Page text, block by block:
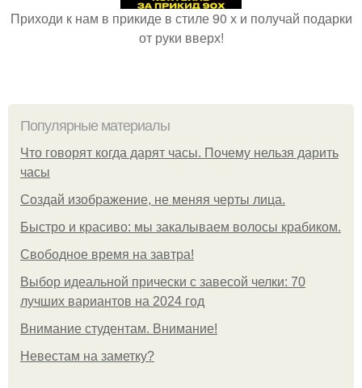
Приходи к нам в прикиде в стиле 90 х и получай подарки
от руки вверх!
Популярные материалы
Что говорят когда дарят часы. Почему нельзя дарить
часы
Создай изображение, не меняя черты лица.
Быстро и красиво: мы закалываем волосы крабиком.
Свободное время на завтра!
Выбор идеальной прически с завесой челки: 70
лучших вариантов на 2024 год
Внимание студентам. Внимание!
Невестам на заметку?